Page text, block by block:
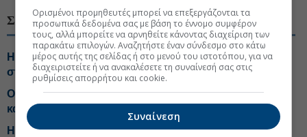
ΣΧΕΤΙΚΑ ΘΕΜΑΤΑ
Η Upstream βοηθά τους παρόχους κινητής τηλεφωνίας
στη νέα εποχή του Chrome
ΟΤΕ: Τα σχέδια για ανάπτυξη μέσω οπτικής ίνας, ICT
και τεχνητής νοημοσύνης
HELLAS-SPACE 2.0: Σχέδιο 350 εκατ. ευρώ για
Ορισμένοι προμηθευτές μπορεί να επεξεργάζονται τα
προσωπικά δεδομένα σας με βάση το έννομο συμφέρον
τους, αλλά μπορείτε να αρνηθείτε κάνοντας διαχείριση των
παρακάτω επιλογών. Αναζητήστε έναν σύνδεσμο στο κάτω
μέρος αυτής της σελίδας ή στο μενού του ιστοτόπου, για να
διαχειριστείτε ή να ανακαλέσετε τη συναίνεσή σας στις
ρυθμίσεις απορρήτου και cookie.
Συναίνεση